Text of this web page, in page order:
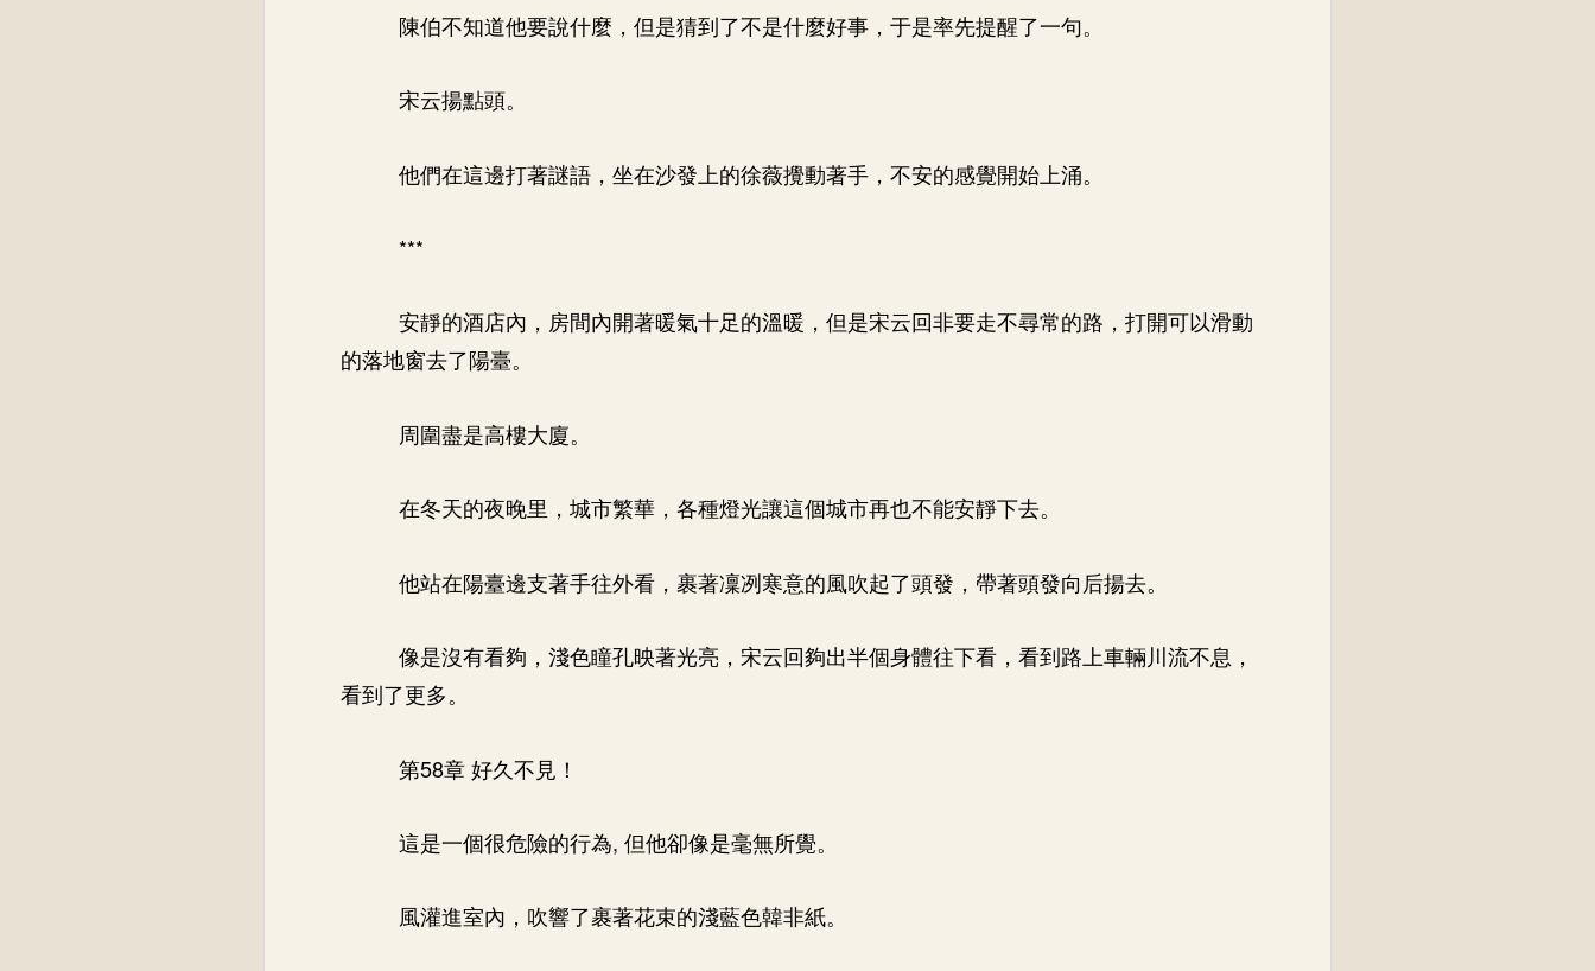
陳伯不知道他要說什麼，但是猜到了不是什麼好事，于是率先提醒了一句。
宋云揚點頭。
他們在這邊打著謎語，坐在沙發上的徐薇攪動著手，不安的感覺開始上涌。
***
安靜的酒店內，房間內開著暖氣十足的溫暖，但是宋云回非要走不尋常的路，打開可以滑動
的落地窗去了陽臺。
周圍盡是高樓大廈。
在冬天的夜晚里，城市繁華，各種燈光讓這個城市再也不能安靜下去。
他站在陽臺邊支著手往外看，裹著凜冽寒意的風吹起了頭發，帶著頭發向后揚去。
像是沒有看夠，淺色瞳孔映著光亮，宋云回夠出半個身體往下看，看到路上車輛川流不息，
看到了更多。
第58章 好久不見！
這是一個很危險的行為, 但他卻像是毫無所覺。
風灌進室內，吹響了裹著花束的淺藍色韓非紙。